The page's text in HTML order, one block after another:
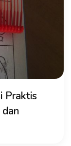
Praktis